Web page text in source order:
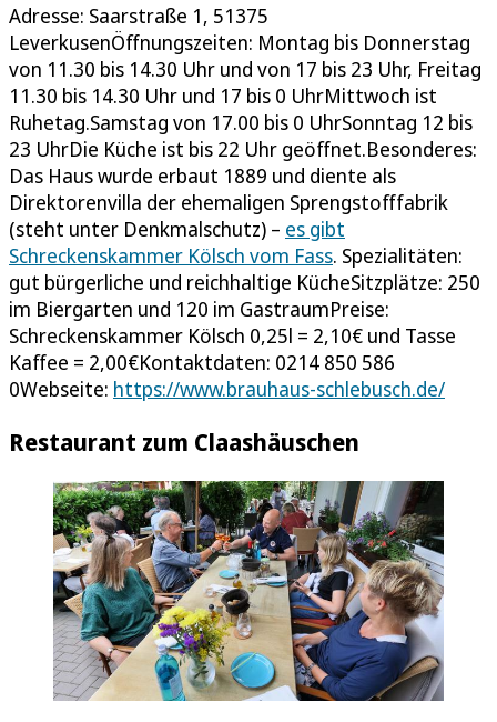
Adresse: Saarstraße 1, 51375
LeverkusenÖffnungszeiten: Montag bis Donnerstag
von 11.30 bis 14.30 Uhr und von 17 bis 23 Uhr, Freitag
11.30 bis 14.30 Uhr und 17 bis 0 UhrMittwoch ist
Ruhetag.Samstag von 17.00 bis 0 UhrSonntag 12 bis
23 UhrDie Küche ist bis 22 Uhr geöffnet.Besonderes:
Das Haus wurde erbaut 1889 und diente als
Direktorenvilla der ehemaligen Sprengstofffabrik
(steht unter Denkmalschutz) – es gibt
Schreckenskammer Kölsch vom Fass. Spezialitäten:
gut bürgerliche und reichhaltige KücheSitzplätze: 250
im Biergarten und 120 im GastraumPreise:
Schreckenskammer Kölsch 0,25l = 2,10€ und Tasse
Kaffee = 2,00€Kontaktdaten: 0214 850 586
0Webseite: https://www.brauhaus-schlebusch.de/
Restaurant zum Claashäuschen